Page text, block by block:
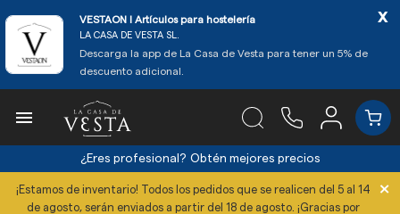
VESTAON l Artículos para hostelería
LA CASA DE VESTA SL.
Descarga la app de La Casa de Vesta para tener un 5% de
descuento adicional.
x

¿Eres profesional? Obtén mejores precios
¡Estamos de inventario! Todos los pedidos que se realicen del 5 al 14
de agosto, serán enviados a partir del 18 de agosto. ¡Gracias por
×